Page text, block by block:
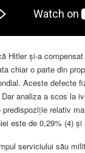
Hitler și-a
chiar o parte din
Aceste defecte
analiza a scos la
predispoziție relativ
este de 0,29% (4)
serviciului său